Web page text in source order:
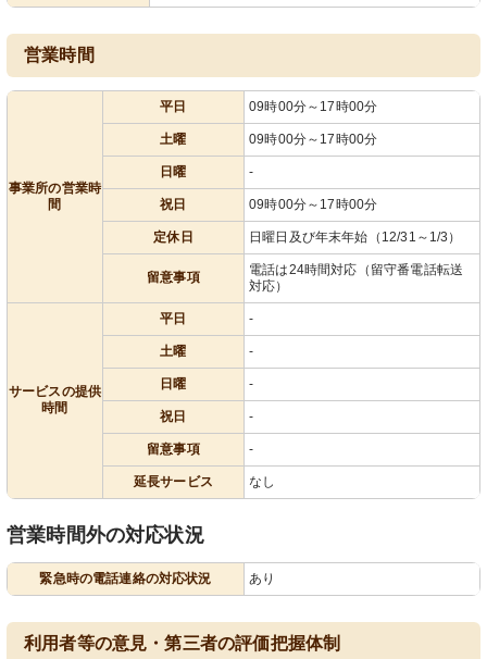
営業時間
事業所の営業時
間
平日 09時00分～17時00分
土曜 09時00分～17時00分
日曜 -
祝日 09時00分～17時00分
定休日 日曜日及び年末年始（12/31～1/3）
留意事項
電話は24時間対応（留守番電話転送
対応）
サービスの提供
時間
平日 -
土曜 -
日曜 -
祝日 -
留意事項 -
延長サービス なし
営業時間外の対応状況
緊急時の電話連絡の対応状況 あり
利用者等の意見・第三者の評価把握体制